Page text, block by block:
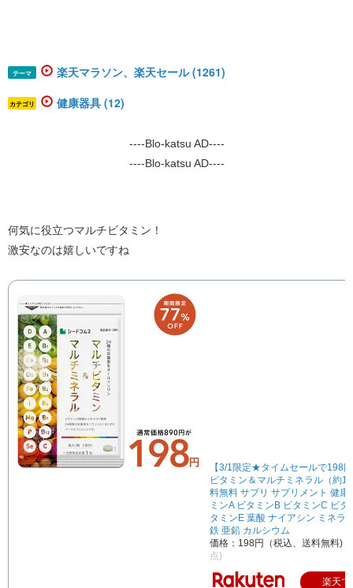
テーマ 楽天マラソン、楽天セール (1261)
カテゴリ 健康器具 (12)
----Blo-katsu AD----
----Blo-katsu AD----
何気に役立つマルチビタミン！
激安なのは嬉しいですね
【3/1限定★タイムセールで198
ビタミン＆マルチミネラル（約1
料無料 サプリ サプリメント 健康
ミンA ビタミンB ビタミンC ビタ
タミンE 葉酸 ナイアシン ミネラ
鉄 亜鉛 カルシウム
価格：198円（税込、送料無料)
点)
楽天で